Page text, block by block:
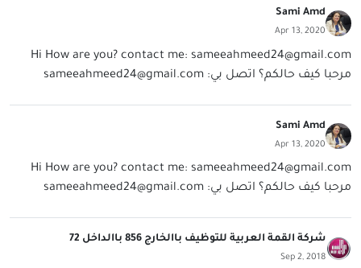
Sami Amd
Apr 13, 2020
Hi How are you? contact me: sameeahmeed24@gmail.com
مرحبا كيف حالكم؟ اتصل بي: sameeahmeed24@gmail.com
Sami Amd
Apr 13, 2020
Hi How are you? contact me: sameeahmeed24@gmail.com
مرحبا كيف حالكم؟ اتصل بي: sameeahmeed24@gmail.com
شركة القمة العربية للتوظيف باالخارج 856 باالداخل 72
Sep 2, 2018